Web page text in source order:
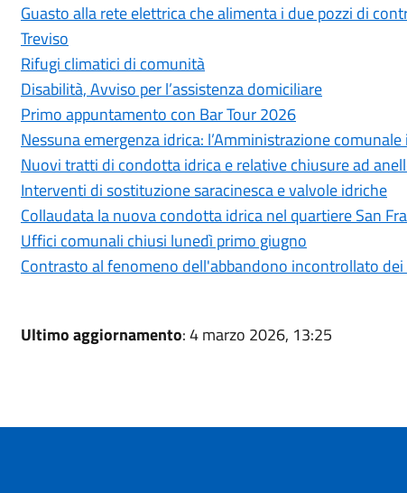
Guasto alla rete elettrica che alimenta i due pozzi di
Treviso
Rifugi climatici di comunità
Disabilità, Avviso per l’assistenza domiciliare
Primo appuntamento con Bar Tour 2026
Nessuna emergenza idrica: l’Amministrazione
Nuovi tratti di condotta idrica e relative chiusure ad
Interventi di sostituzione saracinesca e valvole idriche
Collaudata la nuova condotta idrica nel quartiere San
Uffici comunali chiusi lunedì primo giugno
Contrasto al fenomeno dell'abbandono incontrollato
Ultimo aggiornamento: 4 marzo 2026, 13:25